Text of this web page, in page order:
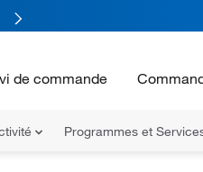
de commande
Programmes et